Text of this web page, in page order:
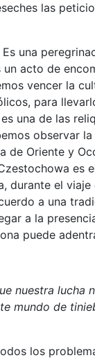
las
una
acto de
vencer la
para
una de las
observar
de Oriente y
es
el
a una
a la
puede
nuestra lucha
mundo de
los